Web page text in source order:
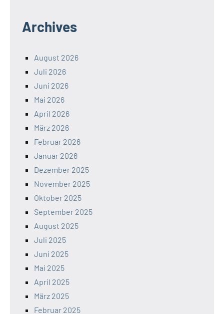
Archives
August 2026
Juli 2026
Juni 2026
Mai 2026
April 2026
März 2026
Februar 2026
Januar 2026
Dezember 2025
November 2025
Oktober 2025
September 2025
August 2025
Juli 2025
Juni 2025
Mai 2025
April 2025
März 2025
Februar 2025